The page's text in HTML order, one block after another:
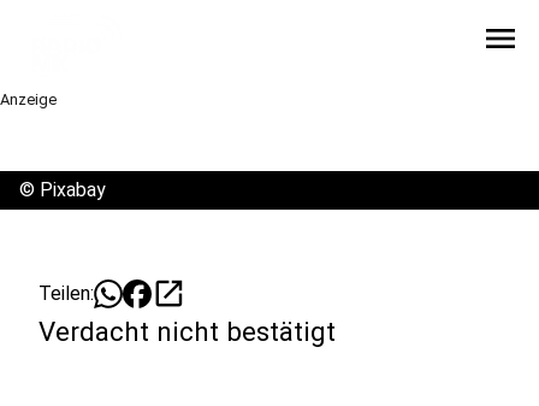
menu
Anzeige
© Pixabay
Teilen: open_in_new
Verdacht nicht bestätigt